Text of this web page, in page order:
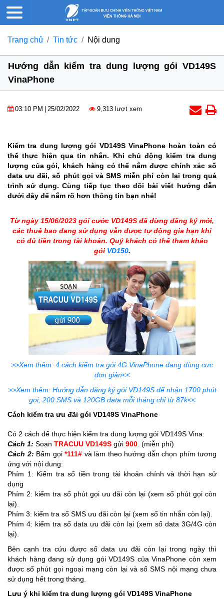
Trang chủ Tin tức Nội dung
Hướng dẫn kiểm tra dung lượng gói VD149S
VinaPhone
03:10 PM 25/02/2022 9,313 lượt xem
Kiểm tra dung lượng gói VD149S VinaPhone hoàn toàn có
thể thực hiện qua tin nhắn. Khi chủ động kiểm tra dung
lượng của gói, khách hàng có thể nắm được chính xác số
data ưu đãi, số phút gọi và SMS miễn phí còn lại trong quá
trình sử dụng. Cùng tiếp tục theo dõi bài viết hướng dẫn
dưới đây để nắm rõ hơn thông tin bạn nhé!
Từ ngày 15/06/2023 gói cước VD149S đã dừng đăng ký mới,
các thuê bao đang sử dụng vẫn được tự động gia hạn khi
có đủ tiền trong tài khoản. Quý khách có thể tham khảo
gói VD150.
>>Xem thêm: 4 cách kiểm tra gói 4G VinaPhone đang dùng cực
đơn giản<<
>>Xem thêm: Hướng dẫn đăng ký gói VD149S để nhận 1700 phút
gọi, 200 SMS và 120GB data mỗi tháng chỉ từ 87k<<
Cách kiểm tra ưu đãi gói VD149S VinaPhone
Có 2 cách để thực hiện kiểm tra dung lượng gói VD149S Vina:
Cách 1: Soạn TRACUU VD149S gửi 900. (miễn phí)
Cách 2: Bấm gọi *111# và làm theo hướng dẫn chọn phím tương
ứng với nội dung:
Phím 1: Kiểm tra số tiền trong tài khoản chính và thời hạn sử
dụng
Phím 2: kiểm tra số phút gọi ưu đãi còn lại (xem số phút gọi còn
lại).
Phím 3: kiểm tra số SMS ưu đãi còn lại (xem số tin nhắn còn lại).
Phím 4: kiểm tra số data ưu đãi còn lại (xem số data 3G/4G còn
lại).
Bên cạnh tra cứu được số data ưu đãi còn lại trong ngày thì
khách hàng đang sử dụng gói VD149S của VinaPhone còn xem
được số phút gọi ngoại mạng còn lại và số SMS nội mạng chưa
sử dụng hết trong tháng.
Lưu ý khi kiểm tra dung lượng gói VD149S VinaPhone